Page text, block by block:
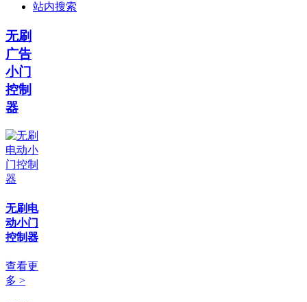
站内搜索
无刷
广告
小门
控制
器
无刷电
动小门
控制器
查看更
多 >